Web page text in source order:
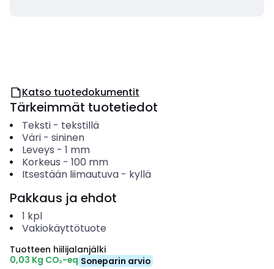
Katso tuotedokumentit
Tärkeimmät tuotetiedot
Teksti- tekstillä
Väri- sininen
Leveys - 1 mm
Korkeus - 100 mm
Itsestään liimautuva- kyllä
Pakkaus ja ehdot
1 kpl
Vakiokäyttötuote
Tuotteen hiilijalanjälki
0,03 Kg CO₂-eq Soneparin arvio